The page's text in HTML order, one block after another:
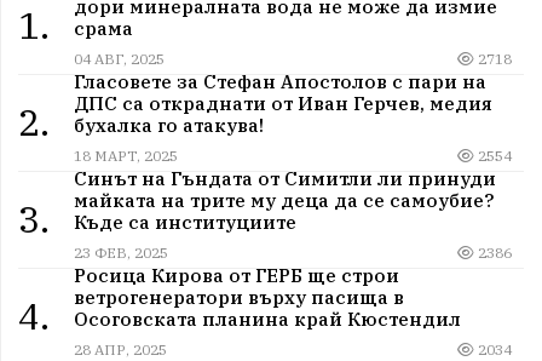
1.
дори минералната вода не може да измие
срама
04 АВГ, 2025 2718
2.
Гласовете за Стефан Апостолов с пари на
ДПС са откраднати от Иван Герчев, медия
бухалка го атакува!
18 МАРТ, 2025 2554
3.
Синът на Гъндата от Симитли ли принуди
майката на трите му деца да се самоубие?
Къде са институциите
23 ФЕВ, 2025 2386
4.
Росица Кирова от ГЕРБ ще строи
ветрогенератори върху пасища в
Осоговската планина край Кюстендил
28 АПР, 2025 2034